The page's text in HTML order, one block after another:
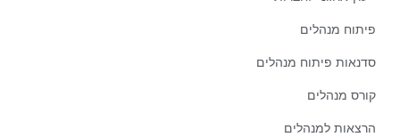
פיתוח מנהלים
סדנאות פיתוח מנהלים
קורס מנהלים
הרצאות למנהלים